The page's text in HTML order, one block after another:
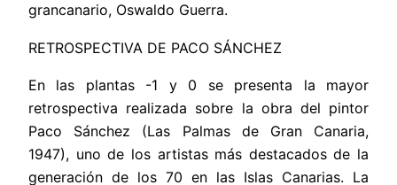
grancanario, Oswaldo Guerra.
RETROSPECTIVA DE PACO SÁNCHEZ
En las plantas -1 y 0 se presenta la mayor
retrospectiva realizada sobre la obra del pintor
Paco Sánchez (Las Palmas de Gran Canaria,
1947), uno de los artistas más destacados de la
generación de los 70 en las Islas Canarias. La